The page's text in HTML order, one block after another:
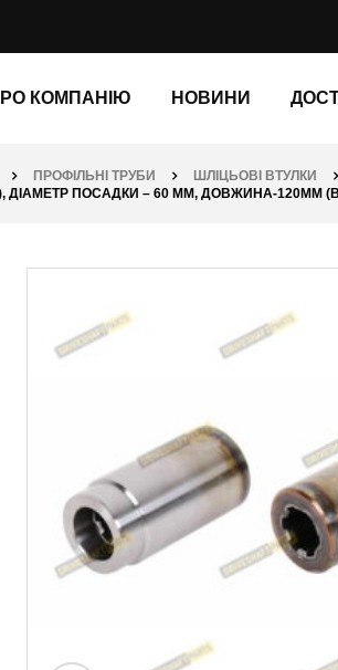
КОМПАНІЮ НОВИНИ
ПРОФІЛЬНІ ТРУБИ
ШЛІЦЬОВІ ВТУЛКИ
ДІАМЕТР ПОСАДКИ – 60 ММ, ДОВЖИНА-120ММ